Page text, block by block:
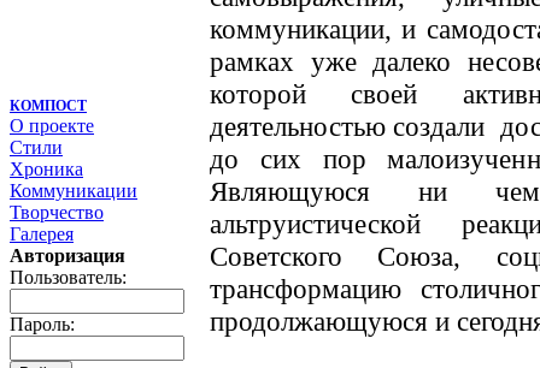
КОМПОСТ
О проекте
Стили
Хроника
Коммуникации
Творчество
Галерея
Авторизация
Пользователь:
Пароль:
коммуникации, и
рамках уже далеко
которой своей
деятельностью создали
до сих пор
Являющуюся ни
альтруистической
Советского Союза,
трансформацию
продолжающуюся и